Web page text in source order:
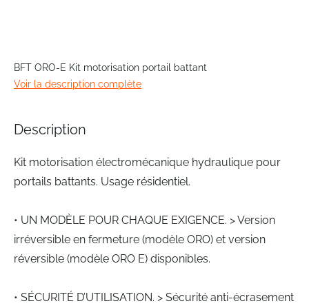
to
the
beginning
images
BFT ORO-E Kit motorisation portail battant
Voir la description complète
Description
Kit motorisation électromécanique hydraulique pour
portails battants. Usage résidentiel.
• UN MODÈLE POUR CHAQUE EXIGENCE. > Version
irréversible en fermeture (modèle ORO) et version
réversible (modèle ORO E) disponibles.
• SÉCURITÉ D’UTILISATION. > Sécurité anti-écrasement